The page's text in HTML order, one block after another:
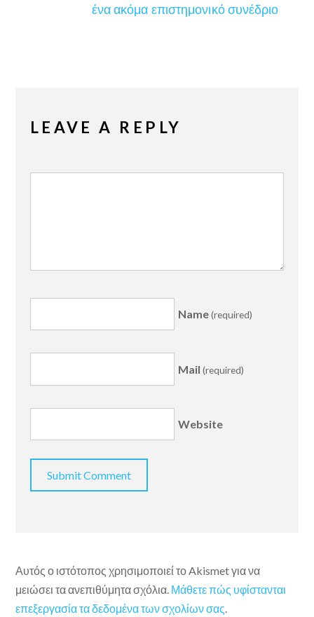
ένα ακόμα επιστημονικό συνέδριο
LEAVE A REPLY
Name(required)
Mail (required)
Website
Αυτός ο ιστότοπος χρησιμοποιεί το Akismet για να
μειώσει τα ανεπιθύμητα σχόλια. Μάθετε πώς υφίστανται
επεξεργασία τα δεδομένα των σχολίων σας.